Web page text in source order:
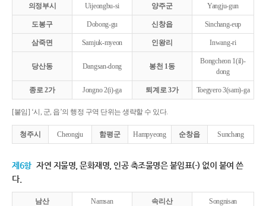
의정부시 Uijeongbu-si 양주군 Yangju-gun
도봉구 Dobong-gu 신창읍 Sinchang-eup
삼죽면 Samjuk-myeon 인왕리 Inwang-ri
당산동 Dangsan-dong 봉천 1동
Bongcheon 1(il)-
dong
종로 2가 Jongno 2(i)-ga 퇴계로 3가 Toegyero 3(sam)-ga
[붙임] ‘시, 군, 읍’의 행정 구역 단위는 생략할 수 있다.
청주시 Cheongju 함평군 Hampyeong 순창읍 Sunchang
제6항 자연 지물명, 문화재명, 인공 축조물명은 붙임표(-) 없이 붙여 쓴
다.
남산 Namsan 속리산 Songnisan